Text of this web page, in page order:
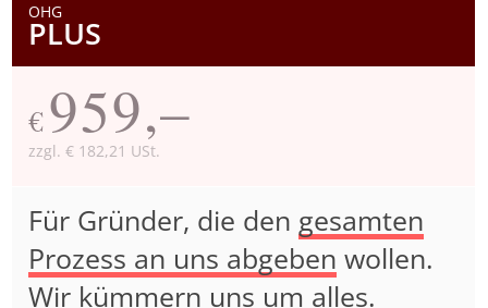
OHG
PLUS
€ 959,–
zzgl. € 182,21 USt.
Für Gründer, die den gesamten
Prozess an uns abgeben wollen.
Wir kümmern uns um alles.